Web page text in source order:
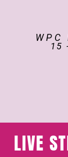
WPC
15
LIVE